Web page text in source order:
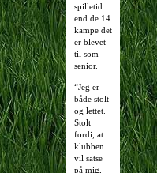
spilletid
end de 14
kampe det
er blevet
til som
senior.
“Jeg er
både stolt
og lettet.
Stolt
fordi, at
klubben
vil satse
på mig,